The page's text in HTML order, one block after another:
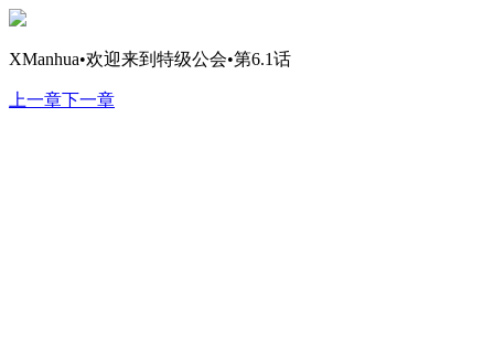
XManhua•欢迎来到特级公会•第6.1话
上一章下一章